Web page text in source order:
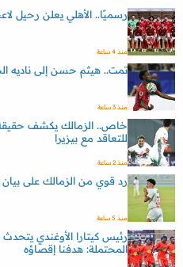
رسميًا.. الأهلي يعلن رحيل
منذ 4 ساعة
تمت.. هيثم حسن إلى ناديه
منذ 3 ساعة
خاص.. الزمالك يكشف
للتعاقد مع بيزيرا
منذ 2 ساعة
رد قوي من الزمالك على بيان
منذ 5 ساعة
رئيس كيتارا الأوغندي
المحتملة: هدفنا إقصاؤه